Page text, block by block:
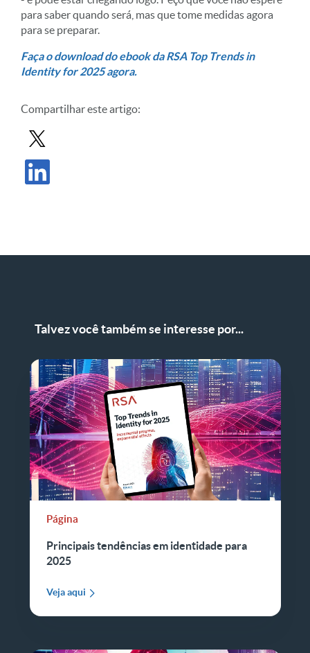
para saber quando será, mas que tome medidas agora
para se preparar.
Faça o download do ebook da RSA Top Trends in
Identity for 2025 agora.
Compartilhar este artigo:
Compartilhar postagem no X
Talvez você também se interesse por...
Página
Principais tendências em identidade para
2025
Veja aqui